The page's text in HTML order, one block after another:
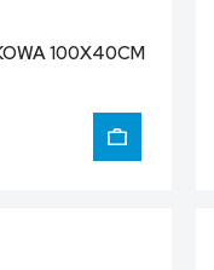
100X40CM